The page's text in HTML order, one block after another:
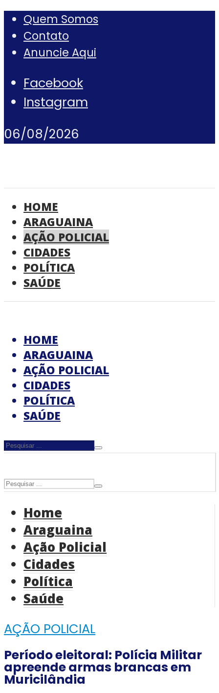
Quem Somos
Contato
Anuncie Aqui
Facebook
Instagram
06/08/2026
HOME
ARAGUAINA
AÇÃO POLICIAL
CIDADES
POLÍTICA
SAÚDE
HOME
ARAGUAINA
AÇÃO POLICIAL
CIDADES
POLÍTICA
SAÚDE
Home
Araguaina
Ação Policial
Cidades
Política
Saúde
AÇÃO POLICIAL
Período eleitoral: Polícia Militar
apreende armas brancas em
Muricilândia